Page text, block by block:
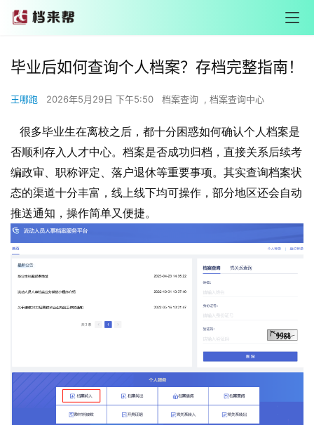
毕业后如何查询个人档案？存档完整指南！
王哪跑 2026年5月29日 下午5:50 档案查询 , 档案查询中心
很多毕业生在离校之后，都十分困惑如何确认个人档案是
否顺利存入人才中心。档案是否成功归档，直接关系后续考
编政审、职称评定、落户退休等重要事项。其实查询档案状
态的渠道十分丰富，线上线下均可操作，部分地区还会自动
推送通知，操作简单又便捷。